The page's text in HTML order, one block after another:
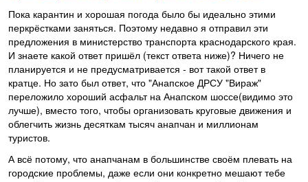
Пока карантин и хорошая погода было бы идеально этими
перкрёстками заняться. Поэтому недавно я отправил эти
предложения в министерство транспорта краснодарского края.
И знаете какой ответ пришёл (текст ответа ниже)? Ничего не
планируется и не предусматривается - вот такой ответ в
кратце. Но зато был ответ, что "Анапское ДРСУ "Вираж"
переложило хороший асфальт на Анапском шоссе(видимо это
лучше), вместо того, чтобы организовать круговые движения и
облегчить жизнь десяткам тысяч анапчан и миллионам
туристов.
А всё потому, что анапчанам в большинстве своём плевать на
городские проблемы, даже если они конкретно мешают тебе